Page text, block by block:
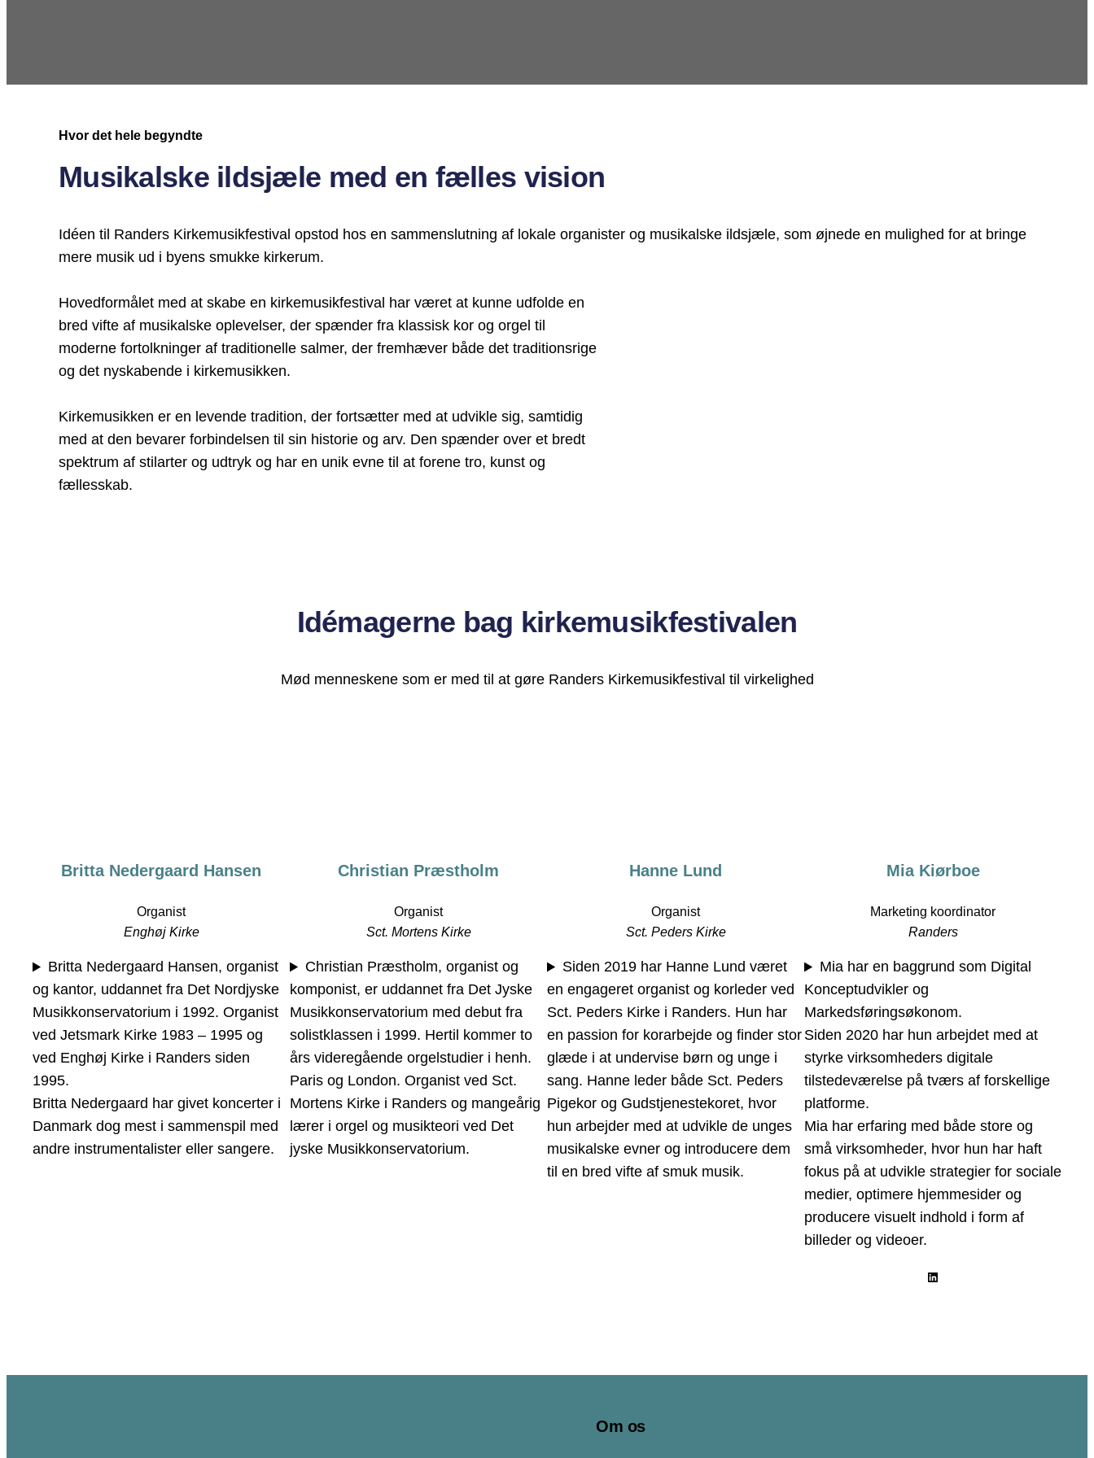
Hvor det hele begyndte
Musikalske ildsjæle med en fælles vision
Idéen til Randers Kirkemusikfestival opstod hos en sammenslutning af lokale organister og musikalske ildsjæle, som øjnede en mulighed for at bringe
mere musik ud i byens smukke kirkerum.
Hovedformålet med at skabe en kirkemusikfestival har været at kunne udfolde en
bred vifte af musikalske oplevelser, der spænder fra klassisk kor og orgel til
moderne fortolkninger af traditionelle salmer, der fremhæver både det traditionsrige
og det nyskabende i kirkemusikken.
Kirkemusikken er en levende tradition, der fortsætter med at udvikle sig, samtidig
med at den bevarer forbindelsen til sin historie og arv. Den spænder over et bredt
spektrum af stilarter og udtryk og har en unik evne til at forene tro, kunst og
fællesskab.
Idémagerne bag kirkemusikfestivalen
Mød menneskene som er med til at gøre Randers Kirkemusikfestival til virkelighed
Britta Nedergaard Hansen
Organist
Enghøj Kirke
Britta Nedergaard Hansen, organist
og kantor, uddannet fra Det Nordjyske
Musikkonservatorium i 1992. Organist
ved Jetsmark Kirke 1983 – 1995 og
ved Enghøj Kirke i Randers siden
1995.
Britta Nedergaard har givet koncerter i
Danmark dog mest i sammenspil med
andre instrumentalister eller sangere.
Christian Præstholm
Organist
Sct. Mortens Kirke
Christian Præstholm, organist og
komponist, er uddannet fra Det Jyske
Musikkonservatorium med debut fra
solistklassen i 1999. Hertil kommer to
års videregående orgelstudier i henh.
Paris og London. Organist ved Sct.
Mortens Kirke i Randers og mangeårig
lærer i orgel og musikteori ved Det
jyske Musikkonservatorium.
Hanne Lund
Organist
Sct. Peders Kirke
Siden 2019 har Hanne Lund været
en engageret organist og korleder ved
Sct. Peders Kirke i Randers. Hun har
en passion for korarbejde og finder stor
glæde i at undervise børn og unge i
sang. Hanne leder både Sct. Peders
Pigekor og Gudstjenestekoret, hvor
hun arbejder med at udvikle de unges
musikalske evner og introducere dem
til en bred vifte af smuk musik.
Mia Kiørboe
Marketing koordinator
Randers
Mia har en baggrund som Digital
Konceptudvikler og
Markedsføringsøkonom.
Siden 2020 har hun arbejdet med at
styrke virksomheders digitale
tilstedeværelse på tværs af forskellige
platforme.
Mia har erfaring med både store og
små virksomheder, hvor hun har haft
fokus på at udvikle strategier for sociale
medier, optimere hjemmesider og
producere visuelt indhold i form af
billeder og videoer.
LinkedIn
Om os